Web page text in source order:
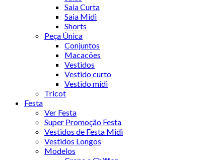
Saia Curta
Saia Midi
Shorts
Peça Única
Conjuntos
Macacões
Vestidos
Vestido curto
Vestido midi
Tricot
Festa
Ver Festa
Super Promoção Festa
Vestidos de Festa Midi
Vestidos Longos
Modelos